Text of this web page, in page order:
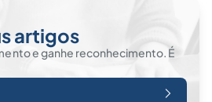
artigos
e ganhe reconhecimento. É